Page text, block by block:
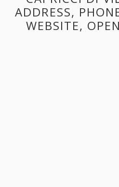
ADDRESS,
WEBSITE,